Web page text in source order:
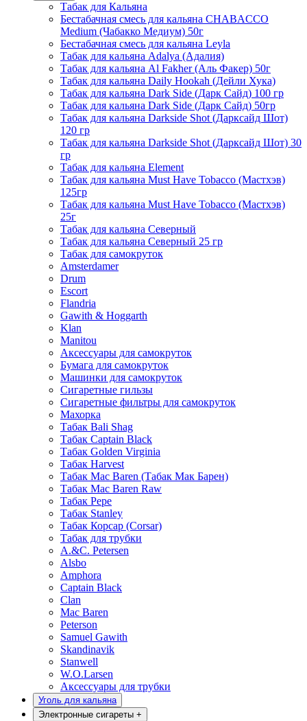
Табак для Кальяна
Бестабачная смесь для кальяна CHABACCO
Medium (Чабакко Медиум) 50г
Бестабачная смесь для кальяна Leyla
Табак для кальяна Adalya (Адалия)
Табак для кальяна Al Fakher (Аль Факер) 50г
Табак для кальяна Daily Hookah (Дейли Хука)
Табак для кальяна Dark Side (Дарк Сайд) 100 гр
Табак для кальяна Dark Side (Дарк Сайд) 50гр
Табак для кальяна Darkside Shot (Дарксайд Шот)
120 гр
Табак для кальяна Darkside Shot (Дарксайд Шот) 30
гр
Табак для кальяна Element
Табак для кальяна Must Have Tobacco (Мастхэв)
125гр
Табак для кальяна Must Have Tobacco (Мастхэв)
25г
Табак для кальяна Северный
Табак для кальяна Северный 25 гр
Табак для самокруток
Amsterdamer
Drum
Escort
Flandria
Gawith & Hoggarth
Klan
Manitou
Аксессуары для самокруток
Бумага для самокруток
Машинки для самокруток
Сигаретные гильзы
Сигаретные фильтры для самокруток
Махорка
Табак Bali Shag
Табак Captain Black
Табак Golden Virginia
Табак Harvest
Табак Mac Baren (Табак Мак Барен)
Табак Mac Baren Raw
Табак Pepe
Табак Stanley
Табак Корсар (Corsar)
Табак для трубки
A.&C. Petersen
Alsbo
Amphora
Captain Black
Clan
Mac Baren
Peterson
Samuel Gawith
Skandinavik
Stanwell
W.O.Larsen
Аксессуары для трубки
Уголь для кальяна
Электронные сигареты +